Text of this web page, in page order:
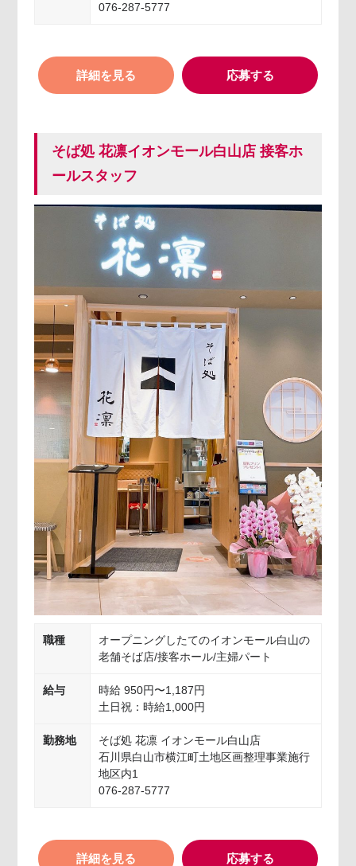
076-287-5777
詳細を見る 応募する
そば処 花凛イオンモール白山店 接客ホ
ールスタッフ
職種
オープニングしたてのイオンモール白山の
老舗そば店/接客ホール/主婦パート
給与
時給 950円〜1,187円
土日祝：時給1,000円
勤務地
そば処 花凛 イオンモール白山店
石川県白山市横江町土地区画整理事業施行
地区内1
076-287-5777
詳細を見る 応募する